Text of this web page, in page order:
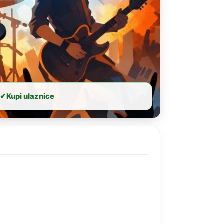
✔Kupi ulaznice